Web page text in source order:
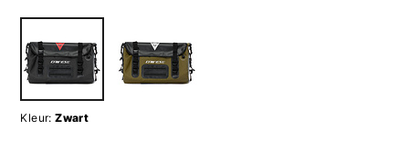
Kleur: Zwart